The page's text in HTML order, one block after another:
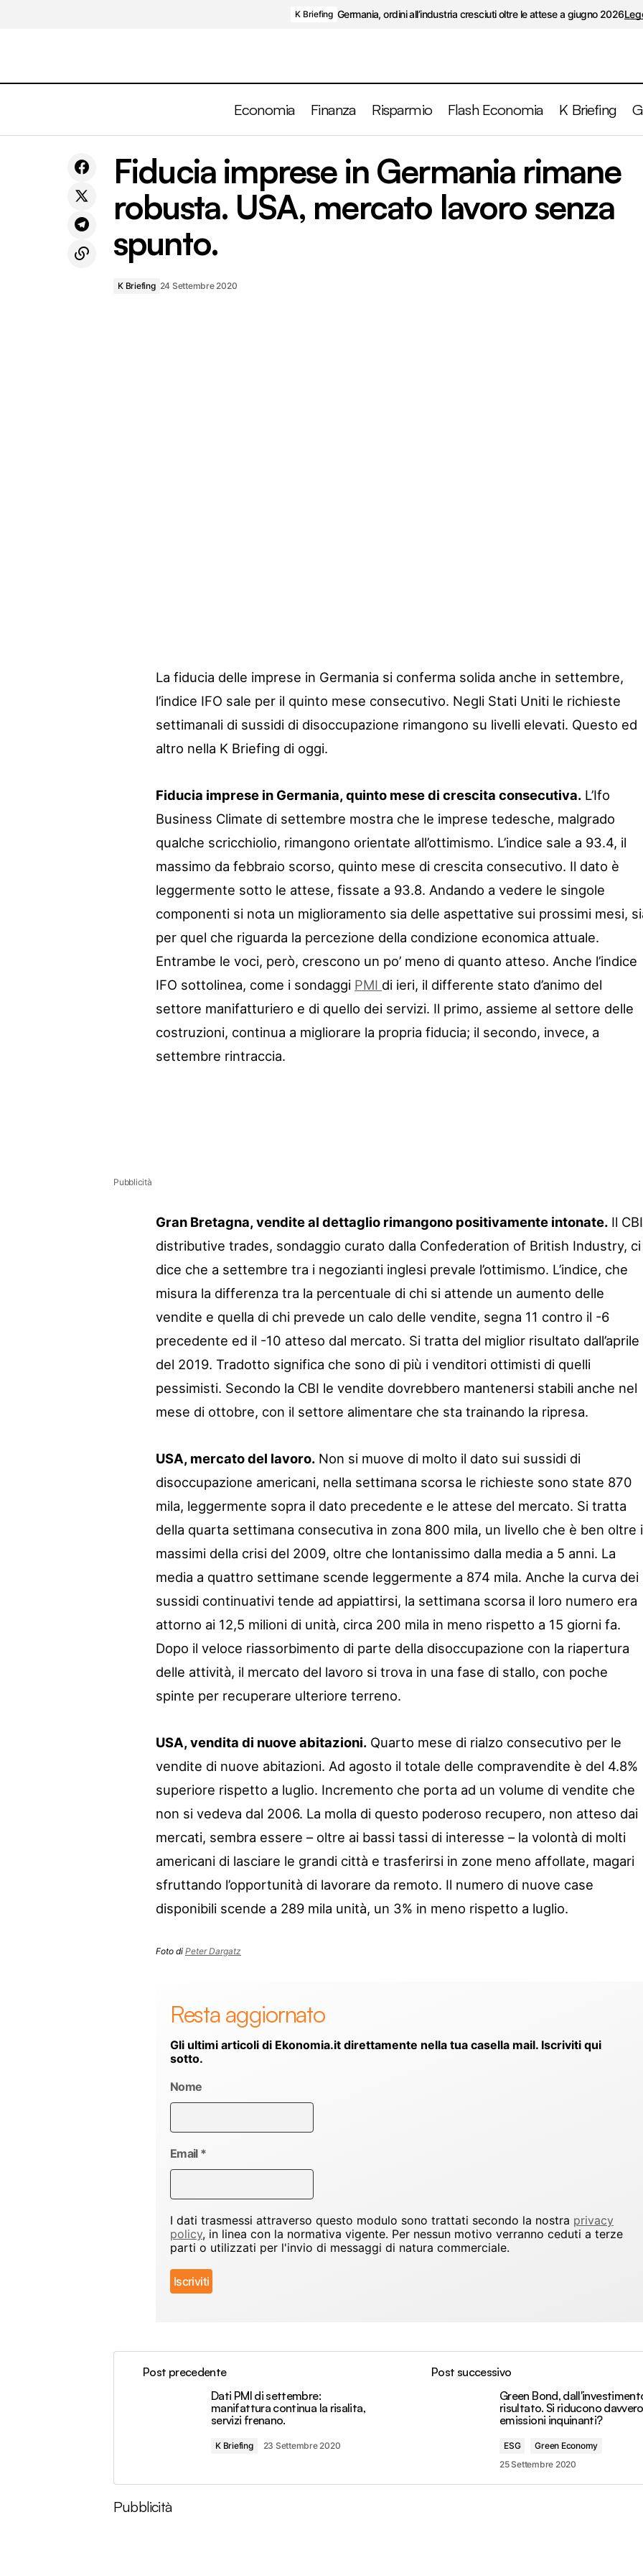
K Briefing Germania, ordini all’industria cresciuti oltre le attese a giugno 2026
Economia Finanza Risparmio Flash Economia K Briefing
continua la risalita, servizi frenano.
spunto.
Fiducia imprese in Germania rimane
robusta. USA, mercato lavoro senza
spunto.
K Briefing 24 Settembre 2020
La fiducia delle imprese in Germania si conferma solida anche in settembre,
l’indice IFO sale per il quinto mese consecutivo. Negli Stati Uniti le richieste
settimanali di sussidi di disoccupazione rimangono su livelli elevati. Questo ed
altro nella K Briefing di oggi.
Fiducia imprese in Germania, quinto mese di crescita consecutiva. L’Ifo
Business Climate di settembre mostra che le imprese tedesche, malgrado
qualche scricchiolio, rimangono orientate all’ottimismo. L’indice sale a 93.4, il
massimo da febbraio scorso, quinto mese di crescita consecutivo. Il dato è
leggermente sotto le attese, fissate a 93.8. Andando a vedere le singole
componenti si nota un miglioramento sia delle aspettative sui prossimi mesi,
per quel che riguarda la percezione della condizione economica attuale.
Entrambe le voci, però, crescono un po’ meno di quanto atteso. Anche l’indice
IFO sottolinea, come i sondaggi PMI di ieri, il differente stato d’animo del
settore manifatturiero e di quello dei servizi. Il primo, assieme al settore delle
costruzioni, continua a migliorare la propria fiducia; il secondo, invece, a
settembre rintraccia.
Pubblicità
Gran Bretagna, vendite al dettaglio rimangono positivamente intonate. Il CBI
distributive trades, sondaggio curato dalla Confederation of British Industry, ci
dice che a settembre tra i negozianti inglesi prevale l’ottimismo. L’indice, che
misura la differenza tra la percentuale di chi si attende un aumento delle
vendite e quella di chi prevede un calo delle vendite, segna 11 contro il -6
precedente ed il -10 atteso dal mercato. Si tratta del miglior risultato dall’aprile
del 2019. Tradotto significa che sono di più i venditori ottimisti di quelli
pessimisti. Secondo la CBI le vendite dovrebbero mantenersi stabili anche nel
mese di ottobre, con il settore alimentare che sta trainando la ripresa.
USA, mercato del lavoro. Non si muove di molto il dato sui sussidi di
disoccupazione americani, nella settimana scorsa le richieste sono state 870
mila, leggermente sopra il dato precedente e le attese del mercato. Si tratta
della quarta settimana consecutiva in zona 800 mila, un livello che è ben oltre i
massimi della crisi del 2009, oltre che lontanissimo dalla media a 5 anni. La
media a quattro settimane scende leggermente a 874 mila. Anche la curva dei
sussidi continuativi tende ad appiattirsi, la settimana scorsa il loro numero era
attorno ai 12,5 milioni di unità, circa 200 mila in meno rispetto a 15 giorni fa.
Dopo il veloce riassorbimento di parte della disoccupazione con la riapertura
delle attività, il mercato del lavoro si trova in una fase di stallo, con poche
spinte per recuperare ulteriore terreno.
USA, vendita di nuove abitazioni. Quarto mese di rialzo consecutivo per le
vendite di nuove abitazioni. Ad agosto il totale delle compravendite è del 4.8%
superiore rispetto a luglio. Incremento che porta ad un volume di vendite che
non si vedeva dal 2006. La molla di questo poderoso recupero, non atteso dai
mercati, sembra essere – oltre ai bassi tassi di interesse – la volontà di molti
americani di lasciare le grandi città e trasferirsi in zone meno affollate, magari
sfruttando l’opportunità di lavorare da remoto. Il numero di nuove case
disponibili scende a 289 mila unità, un 3% in meno rispetto a luglio.
Foto di Peter Dargatz
Resta aggiornato
Gli ultimi articoli di Ekonomia.it direttamente nella tua casella mail. Iscriviti qui
sotto.
Nome
Email *
I dati trasmessi attraverso questo modulo sono trattati secondo la nostra privacy
policy, in linea con la normativa vigente. Per nessun motivo verranno ceduti a terze
parti o utilizzati per l'invio di messaggi di natura commerciale.
Post precedente
Dati PMI di settembre:
manifattura continua la risalita,
servizi frenano.
K Briefing 23 Settembre 2020
Post successivo
Green Bond,
risultato. Si riducono
emissioni inquinanti?
ESG
Green Economy
25 Settembre 2020
Pubblicità